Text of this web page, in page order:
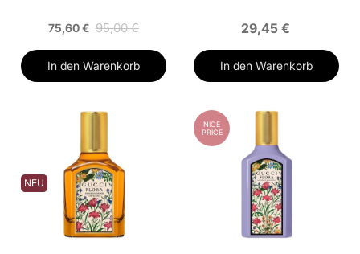
75,60 € 95,00 €
In den Warenkorb
29,45 €
In den Warenkorb
NEU
NICE
PRICE